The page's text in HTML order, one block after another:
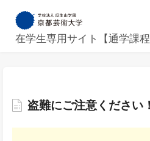
在学生専用サイト【通学課程
盗難にご注意ください！